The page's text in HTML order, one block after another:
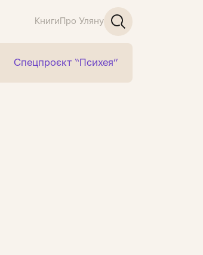
Книги Про Уляну
Спецпроєкт “Психея”